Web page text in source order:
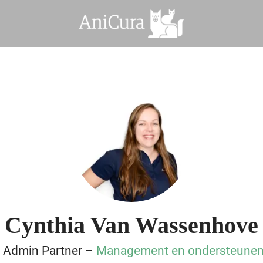
Cynthia Van Wassenhove
Admin Partner – Management en